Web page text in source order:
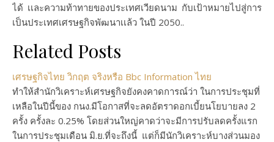
ได้ เเละความท้าทายของประเทศเวียดนาม กับเป้าหมายไปสู่การ
เป็นประเทศเศรษฐกิจพัฒนาเเล้ว ในปี 2050..
Related Posts
เศรษฐกิจไทย วิกฤต จริงหรือ Bbc Information ไทย
ทำให้สำนักวิเคราะห์เศรษฐกิจยังคงคาดการณ์ว่า ในการประชุมที่
เหลือในปีนี้ของ กนง.มีโอกาสที่จะลดอัตราดอกเบี้ยนโยบายลง 2
ครั้ง ครั้งละ 0.25% โดยส่วนใหญ่คาดว่าจะมีการปรับลดครั้งแรก
ในการประชุมเดือน มิ.ย.ที่จะถึงนี้ แต่ก็มีนักวิเคราะห์บางส่วนมอง